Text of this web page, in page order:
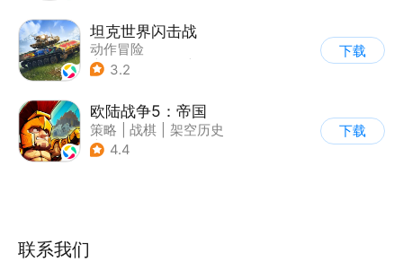
坦克世界闪击战
动作冒险
| 第三人称射击
3.2
下载
欧陆战争5：帝国
策略 战棋
架空历史
| 欧陆战争
4.4
下载
联系我们